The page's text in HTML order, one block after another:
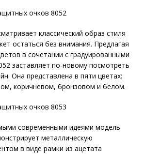
классический образ стиля
остаться без внимания. Предлагая
в сочетании с градуированными
заставляет по-новому посмотреть
Она представлена в пяти цветах:
коричневом, бронзовом и белом.
современными идеями модель
металлическую
в виде рамки из ацетата